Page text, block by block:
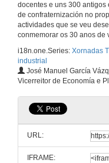
docentes e uns 300
de confraternización no
actividades que se veu
conmemorar os 30 anos de
i18n.one.Series: Xornadas
industrial
José Manuel García
Vicerreitor de Economía e
URL:
IFRAME: